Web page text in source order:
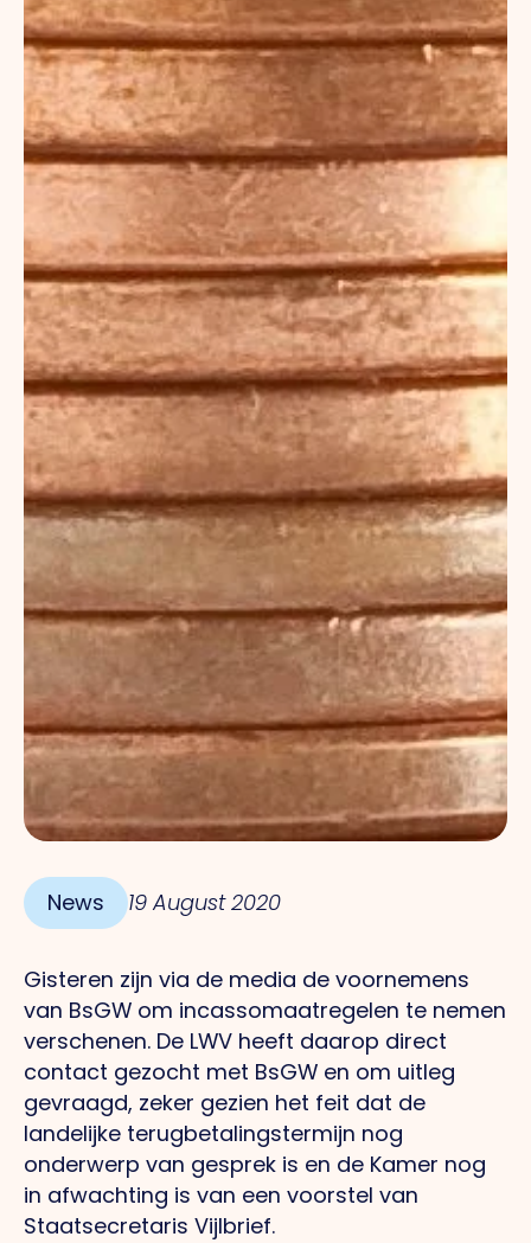
News 19 August 2020
Gisteren zijn via de media de voornemens
van BsGW om incassomaatregelen te nemen
verschenen. De LWV heeft daarop direct
contact gezocht met BsGW en om uitleg
gevraagd, zeker gezien het feit dat de
landelijke terugbetalingstermijn nog
onderwerp van gesprek is en de Kamer nog
in afwachting is van een voorstel van
Staatsecretaris Vijlbrief.